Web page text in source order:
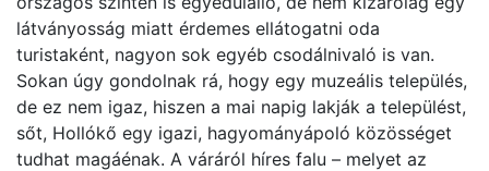
látványosság miatt érdemes ellátogatni oda
turistaként, nagyon sok egyéb csodálnivaló is van.
Sokan úgy gondolnak rá, hogy egy muzeális település,
de ez nem igaz, hiszen a mai napig lakják a települést,
sőt, Hollókő egy igazi, hagyományápoló közösséget
tudhat magáénak. A váráról híres falu – melyet az